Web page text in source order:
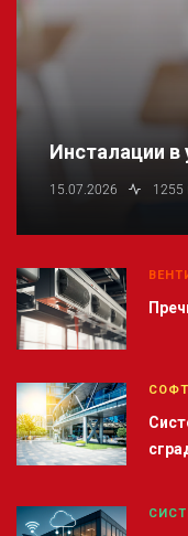
Инсталации в
15.07.2026 1255